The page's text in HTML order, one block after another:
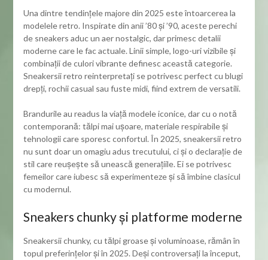
Una dintre tendințele majore din 2025 este întoarcerea la
modelele retro. Inspirate din anii ’80 și ’90, aceste perechi
de sneakers aduc un aer nostalgic, dar primesc detalii
moderne care le fac actuale. Linii simple, logo-uri vizibile și
combinații de culori vibrante definesc această categorie.
Sneakersii retro reinterpretați se potrivesc perfect cu blugi
drepți, rochii casual sau fuste midi, fiind extrem de versatili.
Brandurile au readus la viață modele iconice, dar cu o notă
contemporană: tălpi mai ușoare, materiale respirabile și
tehnologii care sporesc confortul. În 2025, sneakersii retro
nu sunt doar un omagiu adus trecutului, ci și o declarație de
stil care reușește să unească generațiile. Ei se potrivesc
femeilor care iubesc să experimenteze și să îmbine clasicul
cu modernul.
Sneakers chunky și platforme moderne
Sneakersii chunky, cu tălpi groase și voluminoase, rămân în
topul preferințelor și în 2025. Deși controversați la început,